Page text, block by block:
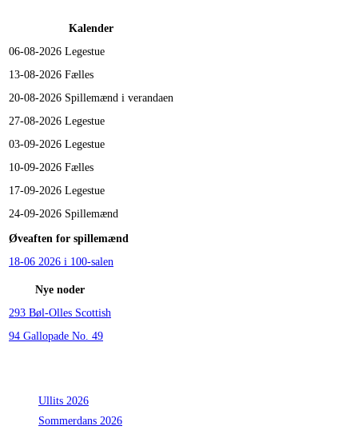
Kalender
06-08-2026 Legestue
13-08-2026 Fælles
20-08-2026 Spillemænd i verandaen
27-08-2026 Legestue
03-09-2026 Legestue
10-09-2026 Fælles
17-09-2026 Legestue
24-09-2026 Spillemænd
Øveaften for spillemænd
18-06 2026 i 100-salen
Nye noder
293 Bøl-Olles Scottish
94 Gallopade No. 49
Ullits 2026
Sommerdans 2026